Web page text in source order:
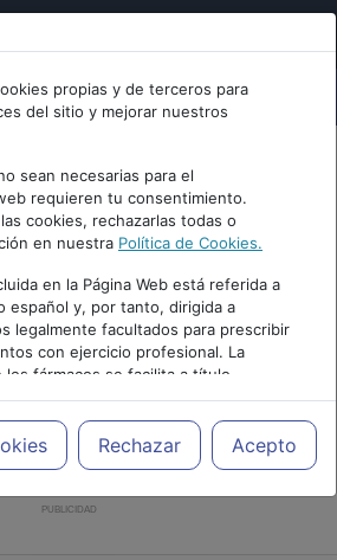
propias y de terceros para
del sitio y mejorar nuestros
sean necesarias para el
requieren tu consentimiento.
cookies, rechazarlas todas o
en nuestra Política de Cookies.
en la Página Web está referida a
español y, por tanto, dirigida a
legalmente facultados para prescribir
con ejercicio profesional. La
los fármacos se facilita a título
siendo responsabilidad de los
prescribir medicamentos y decidir, en
tratamiento más adecuado a las
Rechazar Acepto
PUBLICIDAD